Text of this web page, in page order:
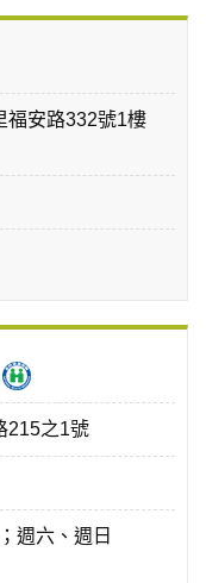
福安路332號1樓
215之1號
週六、週日